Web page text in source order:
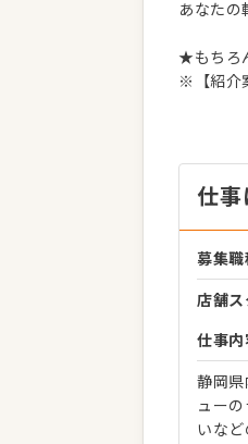
あなたの
★もちろ
※【紹介
仕事
募集職
店舗ス
仕事内
静岡県
ュー
いな